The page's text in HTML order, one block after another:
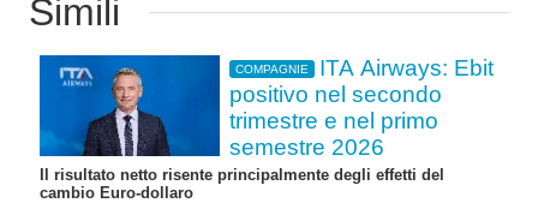
Simili
COMPAGNIE
ITA Airways: Ebit
positivo nel secondo
trimestre e nel primo
semestre 2026
Il risultato netto risente principalmente degli effetti del
cambio Euro-dollaro